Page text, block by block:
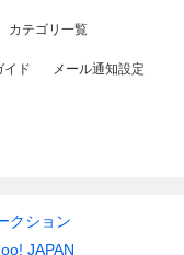
カテゴリ一覧
イド メール通知設定
クション
JAPAN